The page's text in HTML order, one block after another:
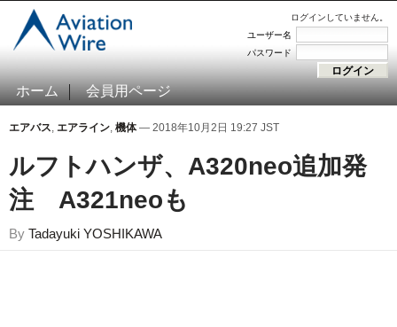
ログインしていません。
ユーザー名
パスワード
ホーム 会員用ページ
エアバス, エアライン, 機体— 2018年10月2日 19:27 JST
ルフトハンザ、A320neo追加発
注 A321neoも
By Tadayuki YOSHIKAWA